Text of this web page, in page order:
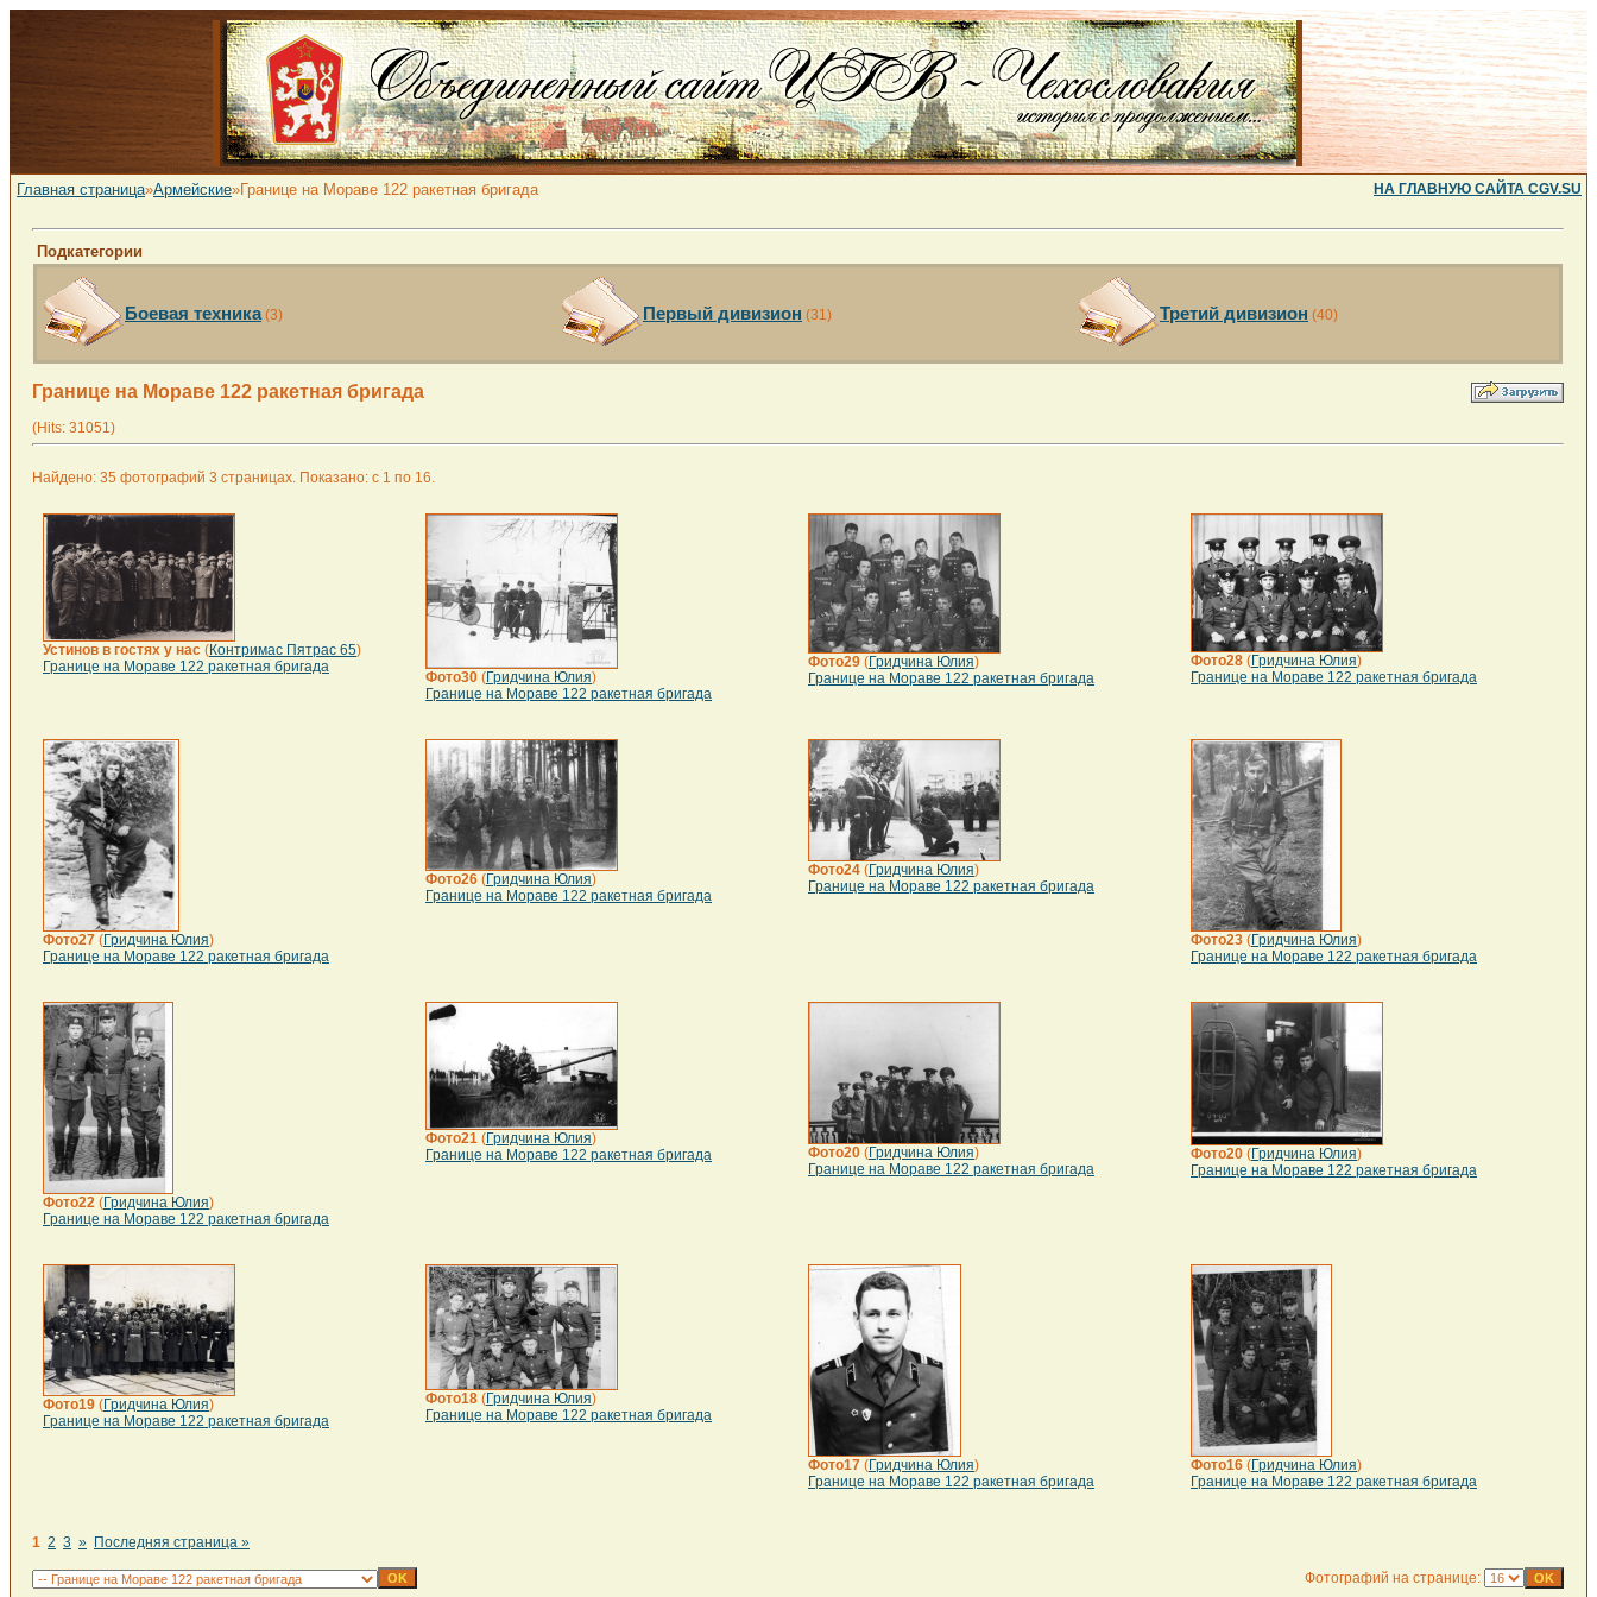
Главная страница»Армейские»Границе на Мораве 122 ракетная бригада НА ГЛАВНУЮ САЙТА CGV.SU
Подкатегории
Боевая техника(3) Первый дивизион (31) Третий дивизион (40)
Границе на Мораве 122 ракетная бригада
(Hits: 31051)
Найдено: 35 фотографий 3 страницах. Показано: с 1 по 16.
Устинов в гостях у нас (Контримас Пятрас 65)
Границе на Мораве 122 ракетная бригада
Фото30 (Гридчина Юлия)
Границе на Мораве 122 ракетная бригада
Фото29 (Гридчина Юлия)
Границе на Мораве 122 ракетная бригада
Фото28 (Гридчина Юлия)
Границе на Мораве 122 ракетная бригада
Фото27 (Гридчина Юлия)
Границе на Мораве 122 ракетная бригада
Фото26 (Гридчина Юлия)
Границе на Мораве 122 ракетная бригада
Фото24 (Гридчина Юлия)
Границе на Мораве 122 ракетная бригада
Фото23 (Гридчина Юлия)
Границе на Мораве 122 ракетная бригада
Фото22 (Гридчина Юлия)
Границе на Мораве 122 ракетная бригада
Фото21 (Гридчина Юлия)
Границе на Мораве 122 ракетная бригада
Фото20 (Гридчина Юлия)
Границе на Мораве 122 ракетная бригада
Фото20 (Гридчина Юлия)
Границе на Мораве 122 ракетная бригада
Фото19 (Гридчина Юлия)
Границе на Мораве 122 ракетная бригада
Фото18 (Гридчина Юлия)
Границе на Мораве 122 ракетная бригада
Фото17 (Гридчина Юлия)
Границе на Мораве 122 ракетная бригада
Фото16 (Гридчина Юлия)
Границе на Мораве 122 ракетная бригада
1 2 3 » Последняя страница »
Фотографий на странице: